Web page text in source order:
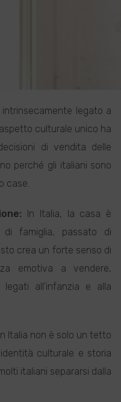
legato a
culturale unico ha
di vendita delle
perché gli italiani sono
case.
In Italia, la casa è
famiglia, passato di
crea un forte senso di
emotiva a vendere,
all'infanzia e alla
Italia non è solo un tetto
culturale e storia
italiani separarsi dalla